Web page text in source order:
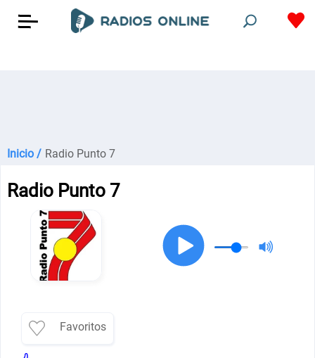
Inicio / Radio Punto 7
Radio Punto 7
Favoritos